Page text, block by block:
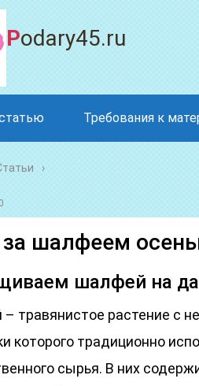
Podary45.ru
Требования к
шалфеем
шалфей на
травянистое растение с
которого традиционно
сырья. В них